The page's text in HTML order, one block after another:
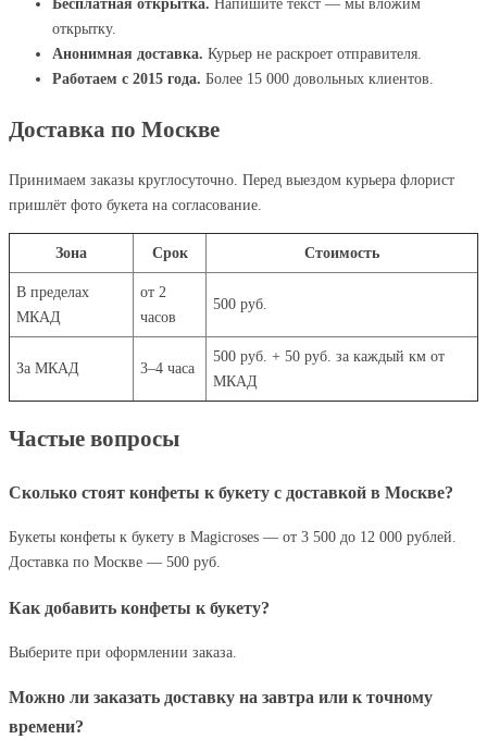
Бесплатная открытка. Напишите текст — мы вложим
открытку.
Анонимная доставка. Курьер не раскроет отправителя.
Работаем с 2015 года. Более 15 000 довольных клиентов.
Доставка по Москве
Принимаем заказы круглосуточно. Перед выездом курьера флорист
пришлёт фото букета на согласование.
Зона Срок Стоимость
В пределах
МКАД
от 2
часов
500 руб.
За МКАД 3–4 часа
500 руб. + 50 руб. за каждый км от
МКАД
Частые вопросы
Сколько стоят конфеты к букету с доставкой в Москве?
Букеты конфеты к букету в Magicroses — от 3 500 до 12 000 рублей.
Доставка по Москве — 500 руб.
Как добавить конфеты к букету?
Выберите при оформлении заказа.
Можно ли заказать доставку на завтра или к точному
времени?